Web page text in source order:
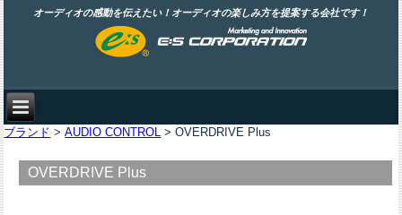
オーディオの感動を伝えたい！オーディオの楽しみ方を提案する会社です！
ブランド >AUDIO CONTROL > OVERDRIVE Plus
OVERDRIVE Plus